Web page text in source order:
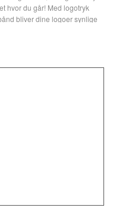
hvor du går! Med logotryk
bliver dine logoer synlige
imitationsnylon, rørformet